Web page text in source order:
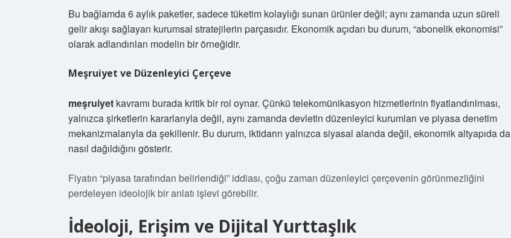
Bu bağlamda 6 aylık paketler, sadece tüketim kolaylığı sunan ürünler değil; aynı zamanda uzun süreli
gelir akışı sağlayan kurumsal stratejilerin parçasıdır. Ekonomik açıdan bu durum, “abonelik ekonomisi”
olarak adlandırılan modelin bir örneğidir.
Meşruiyet ve Düzenleyici Çerçeve
meşruiyet kavramı burada kritik bir rol oynar. Çünkü telekomünikasyon hizmetlerinin fiyatlandırılması,
yalnızca şirketlerin kararlarıyla değil, aynı zamanda devletin düzenleyici kurumları ve piyasa denetim
mekanizmalarıyla da şekillenir. Bu durum, iktidarın yalnızca siyasal alanda değil, ekonomik altyapıda da
nasıl dağıldığını gösterir.
Fiyatın “piyasa tarafından belirlendiği” iddiası, çoğu zaman düzenleyici çerçevenin görünmezliğini
perdeleyen ideolojik bir anlatı işlevi görebilir.
İdeoloji, Erişim ve Dijital Yurttaşlık